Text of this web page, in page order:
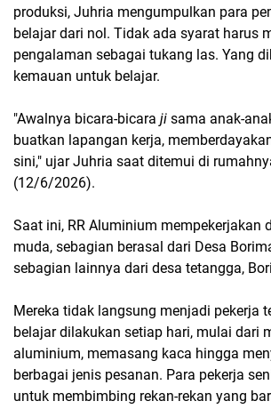
produksi, Juhria mengumpulkan para
belajar dari nol. Tidak ada syarat harus
pengalaman sebagai tukang las. Yang
kemauan untuk belajar.
"Awalnya bicara-bicara ji sama anak-
buatkan lapangan kerja,
sini," ujar Juhria saat ditemui di
(12/6/2026).
Saat ini, RR Aluminium mempekerjakan
muda, sebagian berasal dari Desa
sebagian lainnya dari desa tetangga,
Mereka tidak langsung menjadi pekerja
belajar dilakukan setiap hari, mulai dari
aluminium, memasang kaca hingga
berbagai jenis pesanan. Para pekerja
untuk membimbing rekan-rekan yang